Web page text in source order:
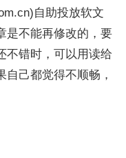
自助投放软文
是不能再修改的，要
不错时，可以用读给
己都觉得不顺畅，